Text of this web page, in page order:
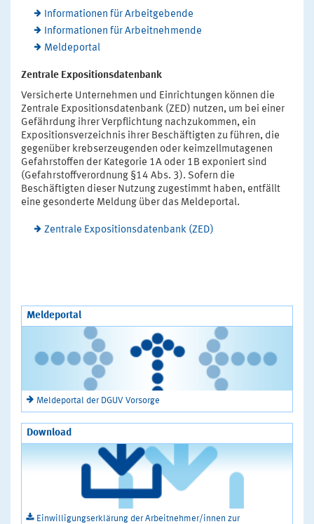
Informationen für Arbeitgebende
Informationen für Arbeitnehmende
Meldeportal
Zentrale Expositionsdatenbank
Versicherte Unternehmen und Einrichtungen können die
Zentrale Expositionsdatenbank (ZED) nutzen, um bei einer
Gefährdung ihrer Verpflichtung nachzukommen, ein
Expositionsverzeichnis ihrer Beschäftigten zu führen, die
gegenüber krebserzeugenden oder keimzellmutagenen
Gefahrstoffen der Kategorie 1A oder 1B exponiert sind
(Gefahrstoffverordnung §14 Abs. 3). Sofern die
Beschäftigten dieser Nutzung zugestimmt haben, entfällt
eine gesonderte Meldung über das Meldeportal.
Zentrale Expositionsdatenbank (ZED)
Meldeportal
Meldeportal der DGUV Vorsorge
Download
Einwilligungserklärung der Arbeitnehmer/innen zur